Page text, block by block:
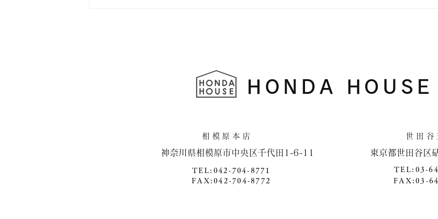
HONDA HOUSE
相模原本店 世田谷支
神奈川県相模原市中央区千代田1-6-11 ​ 東京都世田谷区
TEL:042-704-8771
FAX:042-704-8772
TEL:03-
FAX:03-